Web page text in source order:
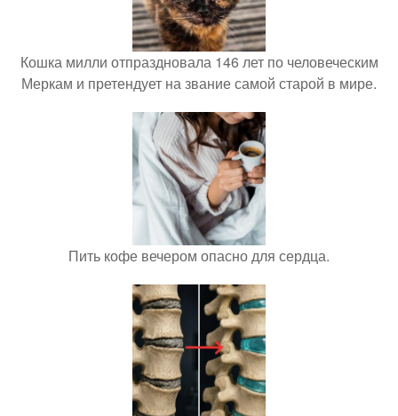
Кошка милли отпраздновала 146 лет по человеческим
Меркам и претендует на звание самой старой в мире.
Пить кофе вечером опасно для сердца.